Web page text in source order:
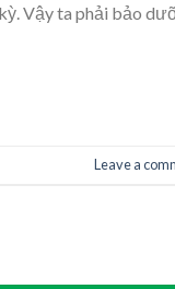
Vậy ta phải bảo
Leave a